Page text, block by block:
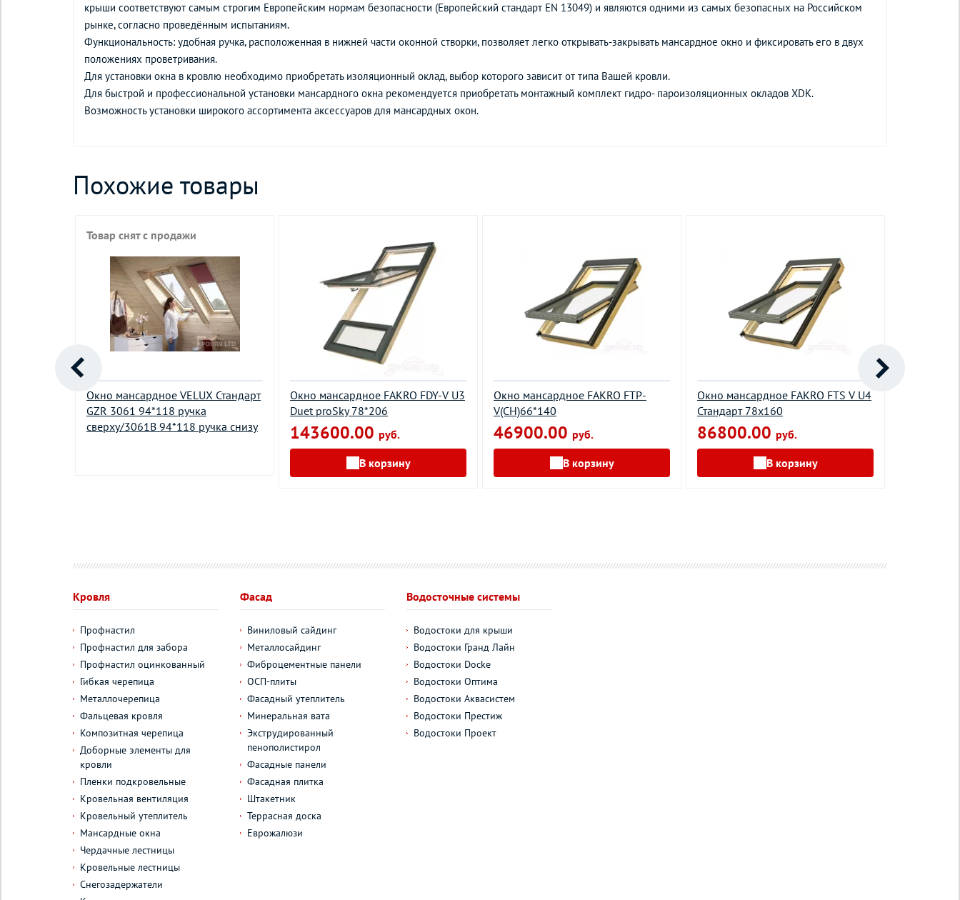
крыши соответствуют самым строгим Европейским нормам безопасности (Европейский стандарт EN 13049) и являются одними из самых безопасных на Российском
рынке, согласно проведённым испытаниям.
Функциональность: удобная ручка, расположенная в нижней части оконной створки, позволяет легко открывать-закрывать мансардное окно и фиксировать его в двух
положениях проветривания.
Для установки окна в кровлю необходимо приобретать изоляционный оклад, выбор которого зависит от типа Вашей кровли.
Для быстрой и профессиональной установки мансардного окна рекомендуется приобретать монтажный комплект гидро- пароизоляционных окладов XDK.
Возможность установки широкого ассортимента аксессуаров для мансардных окон.
Похожие товары
Окно мансардное VELUX Стандарт
GZR 3061 94*118 ручка
сверху/3061В 94*118 ручка снизу
Товар снят с продажи
Окно мансардное FAKRO FDY-V U3
Duet proSky 78*206
143600.00 руб.
В корзину
Окно мансардное FAKRO FTP-
V(CH)66*140
46900.00 руб.
В корзину
Окно мансардное FAKRO FTS V U4
Стандарт 78х160
86800.00 руб.
В корзину
Кровля
Профнастил
Профнастил для забора
Профнастил оцинкованный
Гибкая черепица
Металлочерепица
Фальцевая кровля
Композитная черепица
Доборные элементы для
кровли
Пленки подкровельные
Кровельная вентиляция
Кровельный утеплитель
Мансардные окна
Чердачные лестницы
Кровельные лестницы
Снегозадержатели
Фасад
Виниловый сайдинг
Металлосайдинг
Фиброцементные панели
ОСП-плиты
Фасадный утеплитель
Минеральная вата
Экструдированный
пенополистирол
Фасадные панели
Фасадная плитка
Штакетник
Террасная доска
Еврожалюзи
Водосточные системы
Водостоки для крыши
Водостоки Гранд Лайн
Водостоки Docke
Водостоки Оптима
Водостоки Аквасистем
Водостоки Престиж
Водостоки Проект